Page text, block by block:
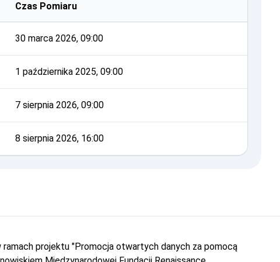
Czas Pomiaru
30 marca 2026, 09:00
1 października 2025, 09:00
7 sierpnia 2026, 09:00
8 sierpnia 2026, 16:00
projektu "Promocja otwartych danych za pomocą